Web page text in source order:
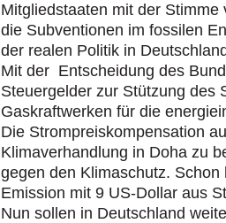
Mitgliedstaaten mit der
die Subventionen im fossilen
der realen Politik in
Mit der Entscheidung des
Steuergelder zur Stützung des
Gaskraftwerken für die
Die Strompreiskompensation
Klimaverhandlung in Doha zu
gegen den Klimaschutz.
Emission mit 9 US-Dollar aus
Nun sollen in Deutschland